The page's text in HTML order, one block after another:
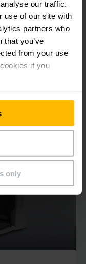
our traffic.
use of our site with
partners who
that you’ve
from your use
if you
only
1000 kg